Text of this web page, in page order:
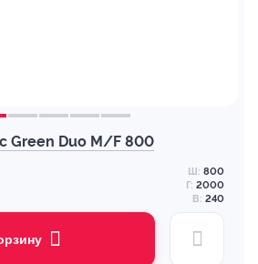
Green Duo M/F 800
Ш: 800
Г: 2000
В: 240